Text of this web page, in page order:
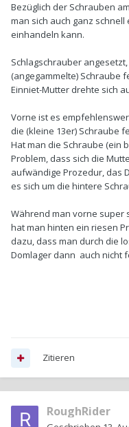
Bezüglich der Schrauben
man sich auch ganz
einhandeln kann.
Schlagschrauber
(angegammelte) Schraube
Einniet-Mutter drehte sich
Vorne ist es
die (kleine 13er) Schraube
Hat man die Schraube (ein
Problem, dass sich die
aufwändige Prozedur, das
es sich um die hintere
Während man vorne super
hat man hinten ein riesen
dazu, dass man durch die
Domlager dann auch nicht
Zitieren
RoughRider